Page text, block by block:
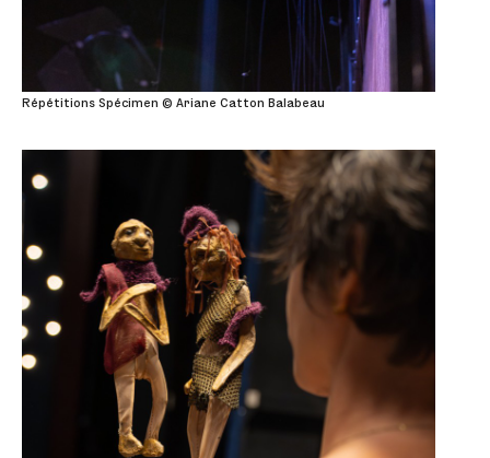
Répétitions Spécimen © Ariane Catton Balabeau